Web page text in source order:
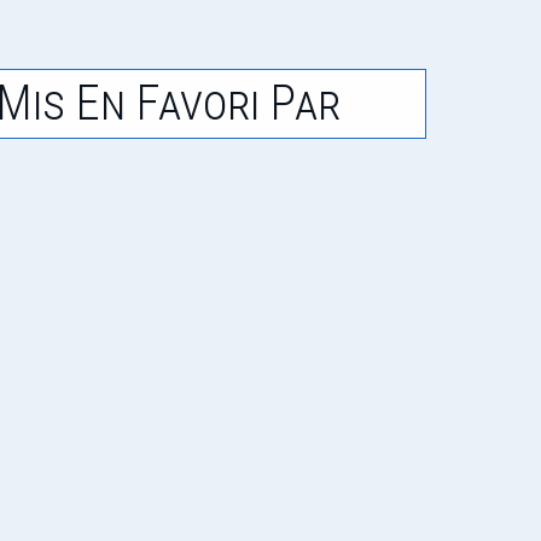
Mis En Favori Par